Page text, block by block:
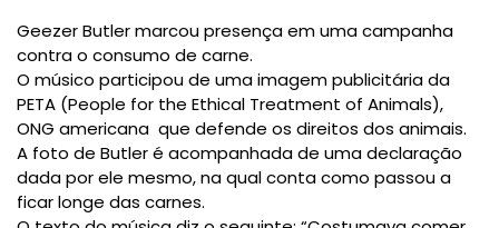
Geezer Butler marcou presença em uma campanha
contra o consumo de carne.
O músico participou de uma imagem publicitária da
PETA (People for the Ethical Treatment of Animals),
ONG americana que defende os direitos dos animais.
A foto de Butler é acompanhada de uma declaração
dada por ele mesmo, na qual conta como passou a
ficar longe das carnes.